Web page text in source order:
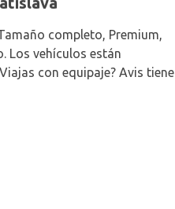
completo, Premium,
Los vehículos están
con equipaje? Avis tiene